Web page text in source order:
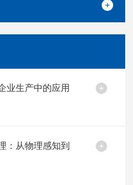
业生产中的应用
：从物理感知到